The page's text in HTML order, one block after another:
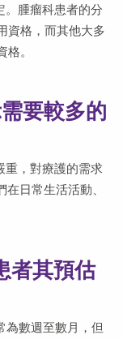
。腫瘤科患者的分
資格，而其他大多
。
要較多的
重，對療護的需求
日常生活活動、
者其預估
為數週至數月，但